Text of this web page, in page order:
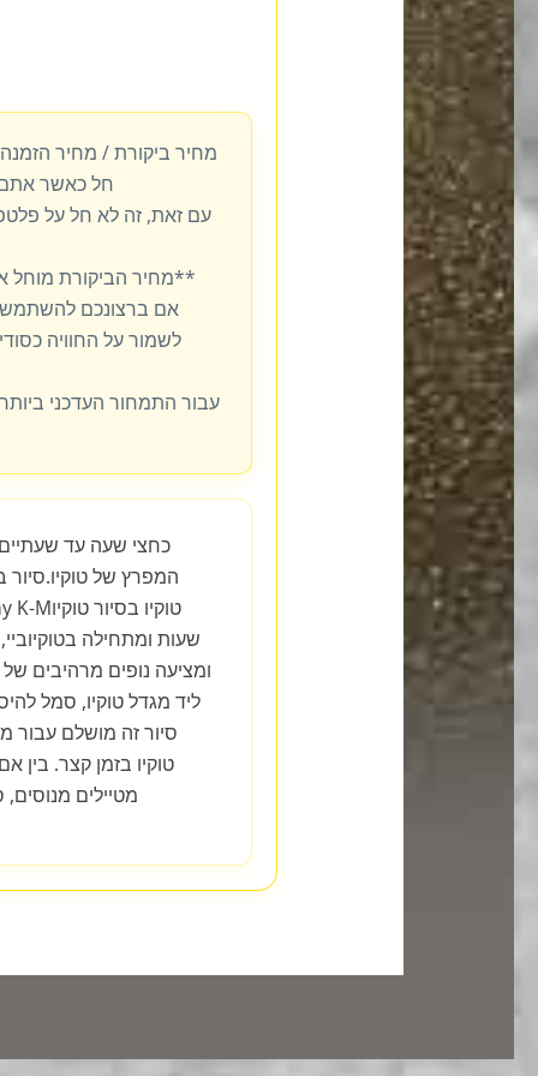
מחיר ביקורת / מחיר
חל כאשר
עם זאת, זה לא חל על
**מחיר הביקורת מוחל
אם ברצונכם להשתמש
לשמור על החוויה
עבור התמחור העדכני
המפרץ של טוקיו.סיור
שעות ומתחילה
ומציעה נופים מרהיבים
ליד מגדל טוקיו, סמל
סיור זה מושלם עבור
טוקיו בזמן קצר.
מטיילים